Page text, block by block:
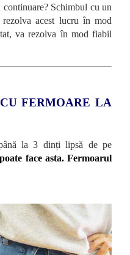
Schimbul cu un
acest lucru în mod
va rezolva în mod fiabil
FERMOARE LA
la 3 dinți lipsă de pe
face asta. Fermoarul